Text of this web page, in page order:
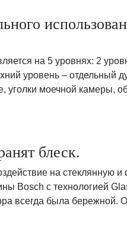
на 5 уровнях: 2
уровень – отдельный
уголки моечной камеры,
блеск.
на стеклянную
Bosch с технологией
всегда была бережной.